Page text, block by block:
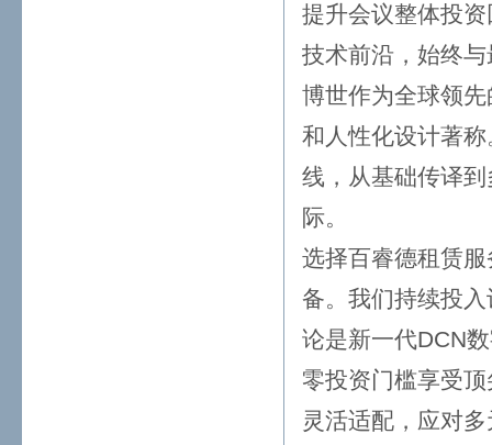
提升会议整体投
技术前沿，始终
博世作为全球领
和人性化设计著
线，从基础传译
际。
选择百睿德租赁
备。我们持续投
论是新一代DCN
零投资门槛享受
灵活适配，应对